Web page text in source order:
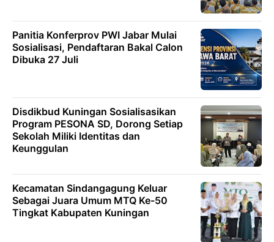
Panitia Konferprov PWI Jabar Mulai
Sosialisasi, Pendaftaran Bakal Calon
Dibuka 27 Juli
Disdikbud Kuningan Sosialisasikan
Program PESONA SD, Dorong Setiap
Sekolah Miliki Identitas dan
Keunggulan
Kecamatan Sindangagung Keluar
Sebagai Juara Umum MTQ Ke-50
Tingkat Kabupaten Kuningan